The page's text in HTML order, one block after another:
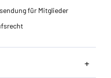
für Mitglieder